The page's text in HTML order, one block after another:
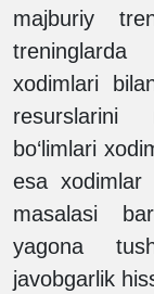
majburiy
treninglarda
xodimlari
resurslarini
bo‘limlari
esa xodimlar
masalasi
yagona
javobgarlik